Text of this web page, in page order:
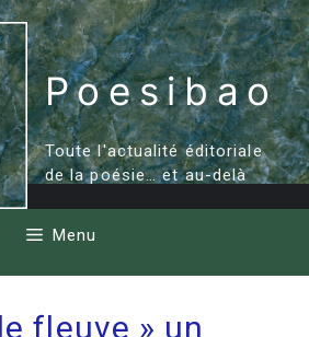
Poesibao
Toute l'actualité éditoriale
de la poésie… et au-delà
Menu
fleuve » un